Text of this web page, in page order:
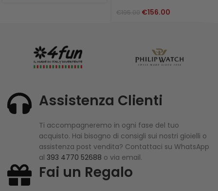
€195.00 €156.00
Assistenza Clienti
Ti accompagneremo in ogni fase del tuo
acquisto. Hai bisogno di consigli sui nostri gioielli o
assistenza post vendita? Contattaci su WhatsApp
al 393 4770 52688 o via email.
Fai un Regalo